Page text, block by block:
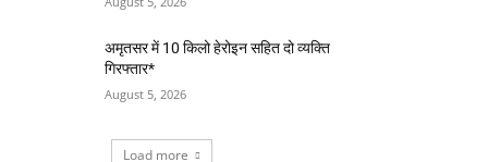
अमृतसर में 10 किलो हेरोइन सहित दो व्यक्ति
गिरफ्तार*
August 5, 2026
Load more